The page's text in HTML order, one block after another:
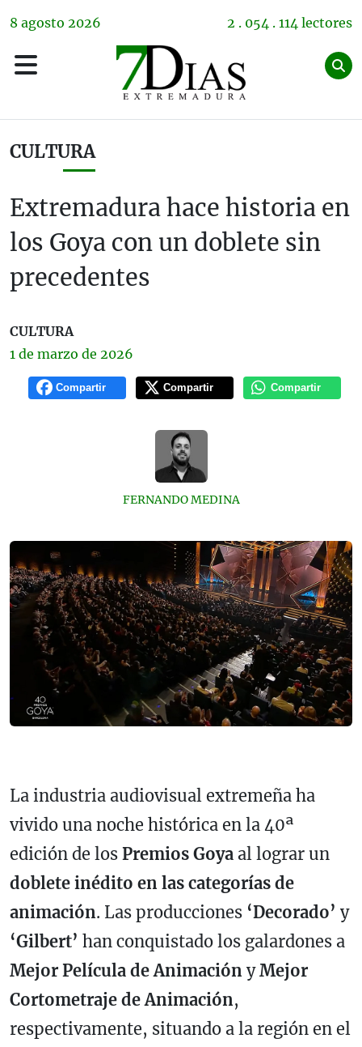
8 agosto 2026 2 . 054 . 114 lectores
CULTURA
Extremadura hace historia en
los Goya con un doblete sin
precedentes
CULTURA
1 de marzo de 2026
Compartir Compartir Compartir
FERNANDO MEDINA
La industria audiovisual extremeña ha
vivido una noche histórica en la 40ª
edición de los Premios Goya al lograr un
doblete inédito en las categorías de
animación. Las producciones ‘Decorado’ y
‘Gilbert’ han conquistado los galardones a
Mejor Película de Animación yMejor
Cortometraje de Animación,
respectivamente, situando a la región en el